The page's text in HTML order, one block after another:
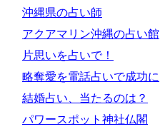
沖縄県の占い師
アクアマリン沖縄の占い館
片思いを占いで！
略奪愛を電話占いで成功に
結婚占い、当たるのは？
パワースポット神社仏閣